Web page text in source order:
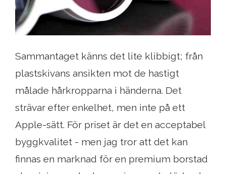
Sammantaget känns det lite klibbigt; från
plastskivans ansikten mot de hastigt
målade hårkropparna i händerna. Det
strävar efter enkelhet, men inte på ett
Apple-sätt. För priset är det en acceptabel
byggkvalitet - men jag tror att det kan
finnas en marknad för en premium borstad